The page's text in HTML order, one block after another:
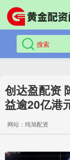
创达盈配资
益逾20亿港
网站：纯旭配资